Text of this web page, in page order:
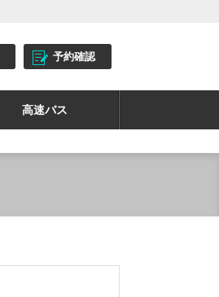
予約確認
高速バス